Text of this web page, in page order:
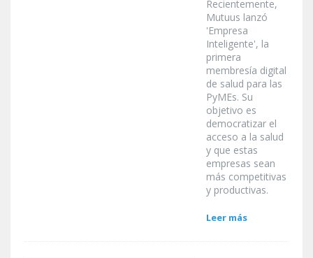
Recientemente,
Mutuus lanzó
'Empresa
Inteligente', la
primera
membresía digital
de salud para las
PyMEs. Su
objetivo es
democratizar el
acceso a la salud
y que estas
empresas sean
más competitivas
y productivas.
Leer más